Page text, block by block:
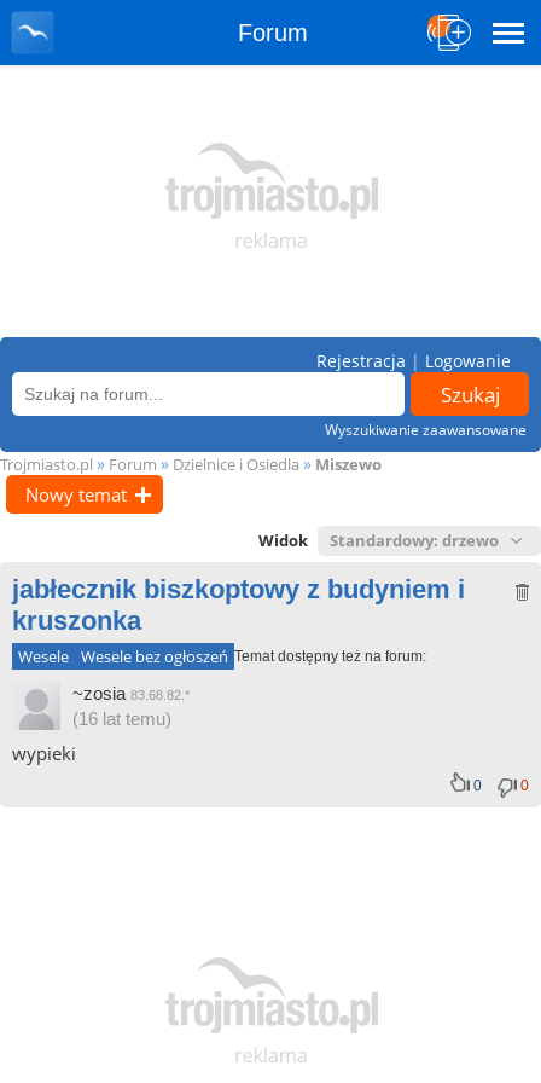
Forum
Wyszukiwanie zaawansowane
Rejestracja | Logowanie
Trojmiasto.pl » Forum » Dzielnice i Osiedla » Miszewo
Nowy temat
Widok
jabłecznik biszkoptowy z budyniem i
kruszonka
Wesele Wesele bez ogłoszeń Temat dostępny też na forum:
~zosia 83.68.82.*
(16 lat temu)
wypieki
0 0